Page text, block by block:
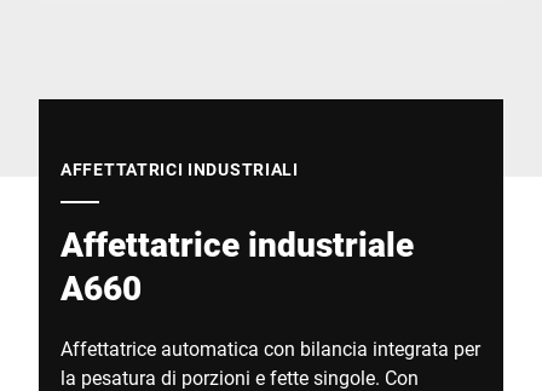
AFFETTATRICI INDUSTRIALI
Affettatrice industriale
A660
Affettatrice automatica con bilancia integrata per
la pesatura di porzioni e fette singole. Con